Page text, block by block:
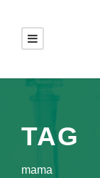
TAG
mama